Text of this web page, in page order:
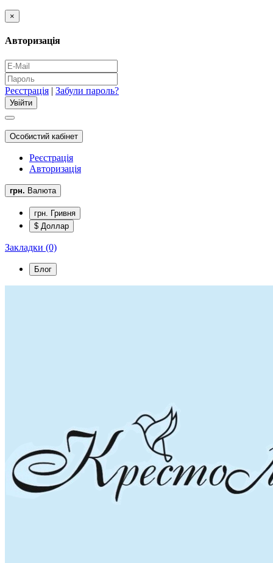
×
Авторизація
Реєстрація | Забули пароль?
Особистий кабінет
Реєстрація
Авторизація
грн. Валюта
грн. Гривня
$ Доллар
Закладки (0)
Блог